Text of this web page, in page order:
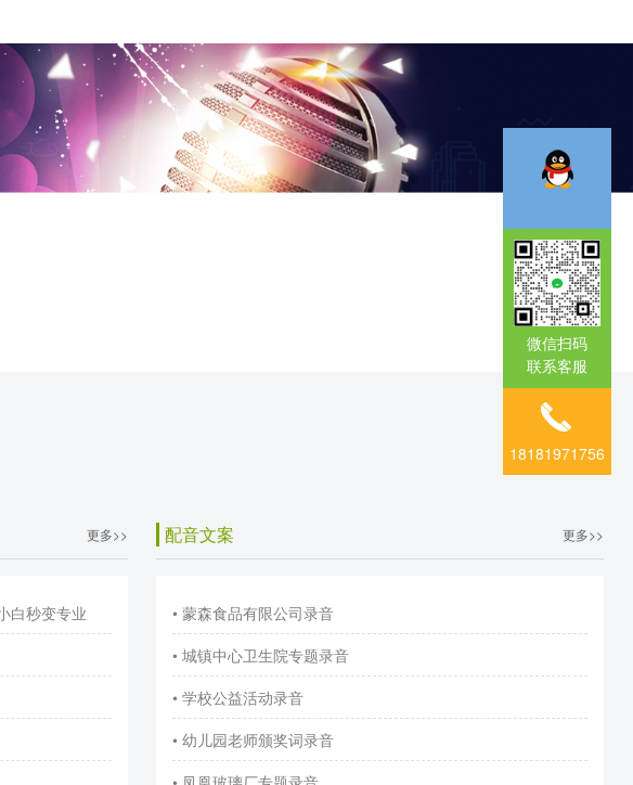
更多>>
白秒变专业
配音文案 更多>>
• 蒙森食品有限公司录音
• 城镇中心卫生院专题录音
• 学校公益活动录音
• 幼儿园老师颁奖词录音
微信扫码
联系客服
18181971756